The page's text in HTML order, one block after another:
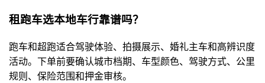
租跑车选本地车行靠谱吗？
跑车和超跑适合驾驶体验、拍摄展示、婚礼主车和高辨识度
活动。下单前要确认城市档期、车型颜色、驾驶方式、公里
规则、保险范围和押金审核。